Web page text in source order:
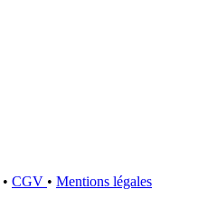
• CGV • Mentions légales